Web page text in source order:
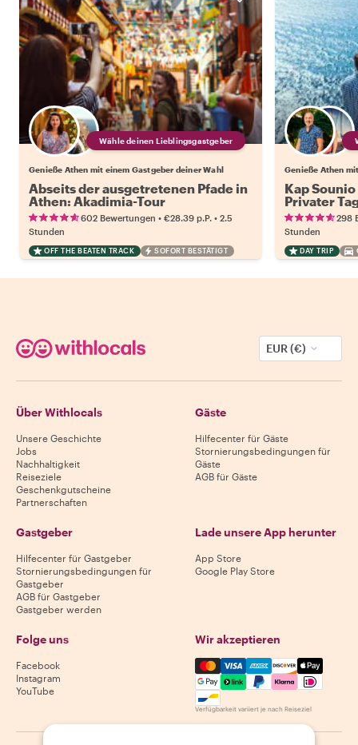
Wähle deinen Lieblingsgastgeber
Genieße Athen mit einem Gastgeber deiner Wahl
Abseits der ausgetretenen Pfade in
Athen: Akadimia-Tour
602 Bewertungen • €28.39 p.P. • 2.5
Stunden
OFF THE BEATEN TRACK SOFORT BESTÄTIGT
Genieße Athen
Kap
Privater
298
Stunden
DAY TRIP
EUR (€)
Über Withlocals
Unsere Geschichte
Jobs
Nachhaltigkeit
Reiseziele
Geschenkgutscheine
Partnerschaften
Gäste
Hilfecenter für Gäste
Stornierungsbedingungen für
Gäste
AGB für Gäste
Gastgeber
Hilfecenter für Gastgeber
Stornierungsbedingungen für
Gastgeber
AGB für Gastgeber
Gastgeber werden
Lade unsere App herunter
App Store
Google Play Store
Folge uns
Facebook
Instagram
YouTube
Wir akzeptieren
Mastercard, Visa, Amex,
Verfügbarkeit variiert je nach Reiseziel